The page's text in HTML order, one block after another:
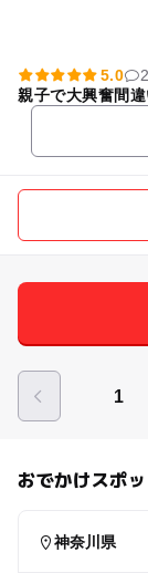
5.0
親子で大興奮間
1
おでかけスポ
神奈川県